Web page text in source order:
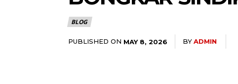
BLOG
PUBLISHED ON MAY 8, 2026 BYADMIN